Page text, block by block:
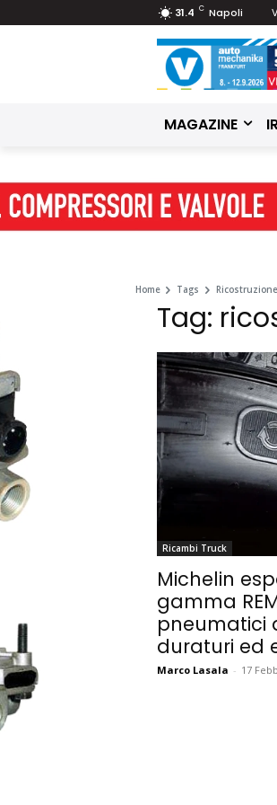
31.4 C Napoli
MAGAZINE
Home Tags
Tag:
Ricambi Truck
Michelin
gamma
pneumatici
duraturi ed
Marco Lasala - 17